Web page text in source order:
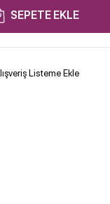
SEPETE EKLE
Listeme Ekle